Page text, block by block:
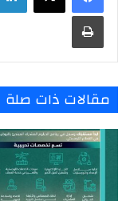
مقالات ذات صلة